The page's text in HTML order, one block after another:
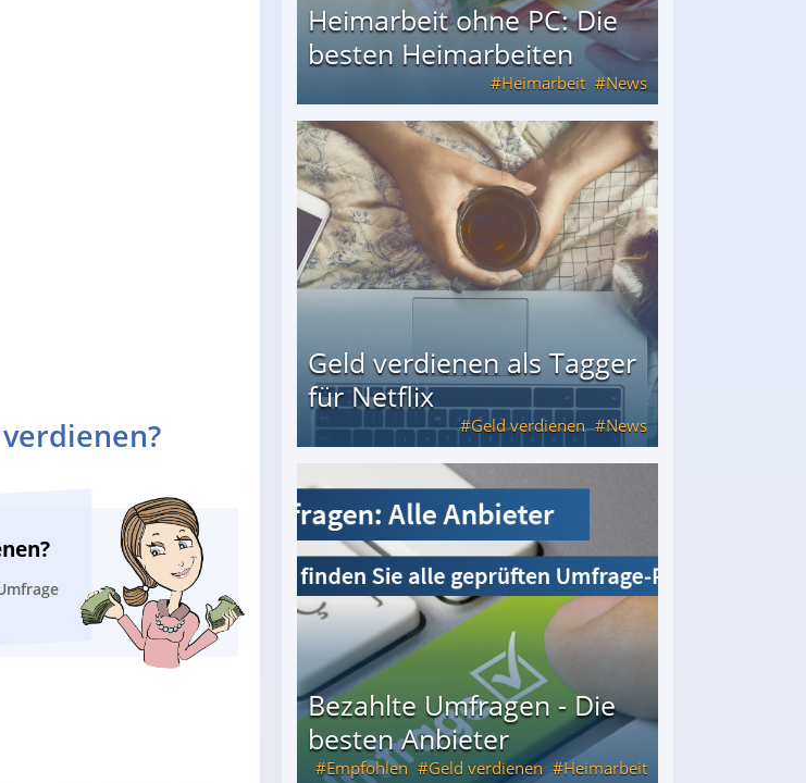
Heimarbeit ohne PC: Die
besten Heimarbeiten
Heimarbeit News
ohne PC: Die besten Heimarbeiten
Geld verdienen als Tagger
für Netflix
Geld verdienen News
als Tagger für Netflix
Bezahlte Umfragen - Die
besten Anbieter
Empfohlen Geld verdienen Heimarbeit